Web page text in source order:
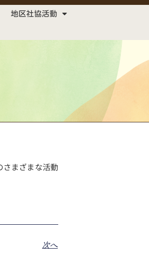
地区社協活動
まざまな活動
次へ